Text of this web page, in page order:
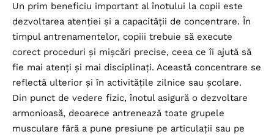
Un prim beneficiu important al înotului la copii este
dezvoltarea atenției și a capacității de concentrare. În
timpul antrenamentelor, copiii trebuie să execute
corect proceduri și mișcări precise, ceea ce îi ajută să
fie mai atenți și mai disciplinați. Această concentrare se
reflectă ulterior și în activitățile zilnice sau școlare.
Din punct de vedere fizic, înotul asigură o dezvoltare
armonioasă, deoarece antrenează toate grupele
musculare fără a pune presiune pe articulații sau pe